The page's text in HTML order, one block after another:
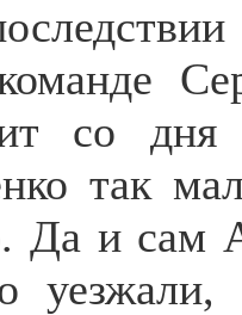
со дня
так
Да и сам